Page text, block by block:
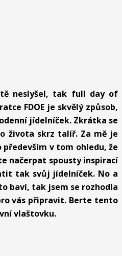
neslyšel, tak full day of
FDOE je skvělý způsob,
jídelníček. Zkrátka se
života skrz talíř. Za mě je
v tom ohledu, že
načerpat spousty inspirací
tak svůj jídelníček. No a
baví, tak jsem se rozhodla
vás připravit. Berte tento
vlaštovku.